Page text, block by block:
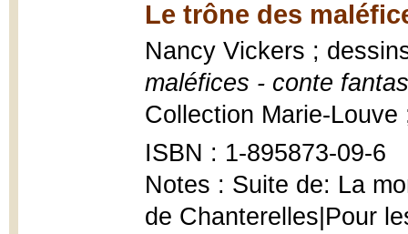
Le trône des
Nancy Vickers ;
maléfices - conte
Collection Marie-
ISBN : 1-895873-09-6
Notes : Suite de: La
de Chanterelles|Pour